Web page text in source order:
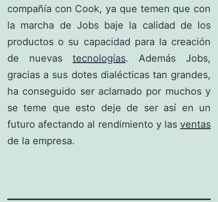
compañía con Cook, ya que temen que con
la marcha de Jobs baje la calidad de los
productos o su capacidad para la creación
de nuevas tecnologías. Además Jobs,
gracias a sus dotes dialécticas tan grandes,
ha conseguido ser aclamado por muchos y
se teme que esto deje de ser así en un
futuro afectando al rendimiento y las ventas
de la empresa.